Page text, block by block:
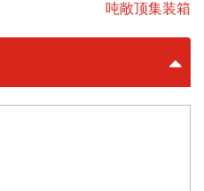
吨敞顶集装箱